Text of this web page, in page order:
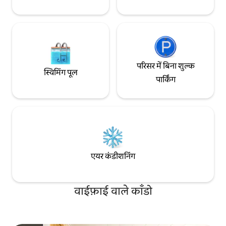
स्विमिंग पूल
परिसर में बिना शुल्क
पार्किंग
एयर कंडीशनिंग
वाईफ़ाई वाले काँडो